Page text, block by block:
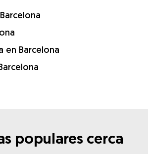
en Barcelona
populares cerca